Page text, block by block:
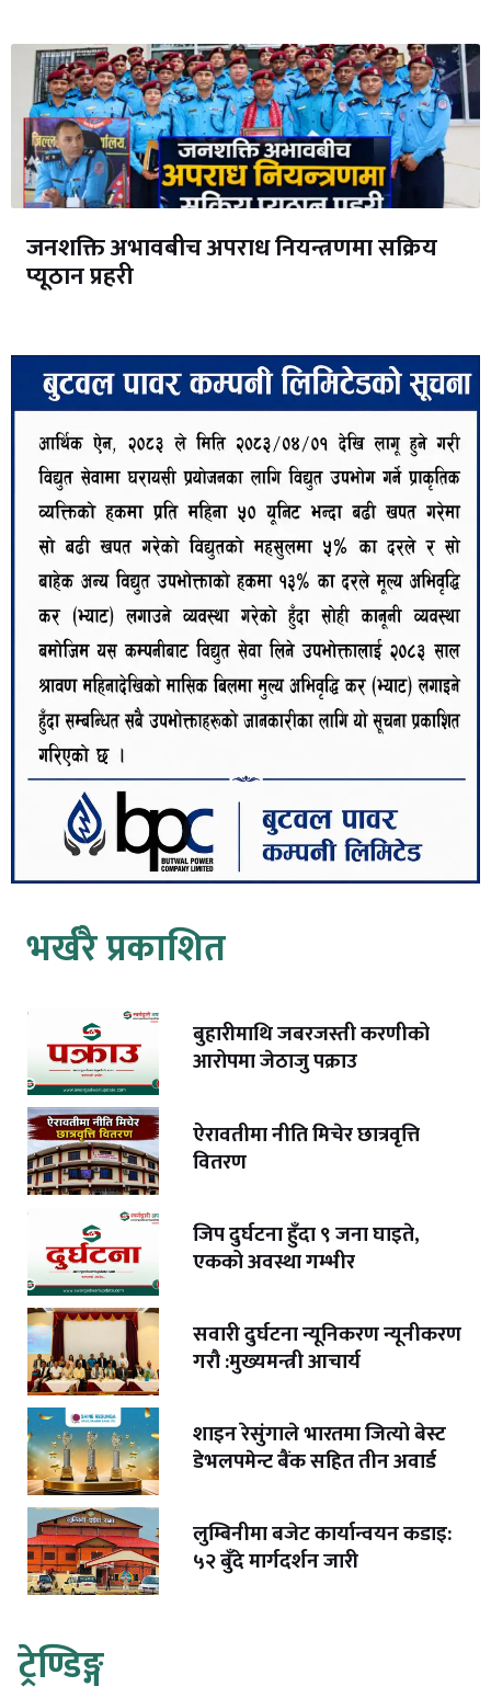
जनशक्ति अभावबीच अपराध नियन्त्रणमा सक्रिय
प्यूठान प्रहरी
भर्खरै प्रकाशित
बुहारीमाथि जबरजस्ती करणीको
आरोपमा जेठाजु पक्राउ
ऐरावतीमा नीति मिचेर छात्रवृत्ति
वितरण
जिप दुर्घटना हुँदा ९ जना घाइते,
एकको अवस्था गम्भीर
सवारी दुर्घटना न्यूनिकरण न्यूनीकरण
गरौ :मुख्यमन्त्री आचार्य
शाइन रेसुंगाले भारतमा जित्यो बेस्ट
डेभलपमेन्ट बैंक सहित तीन अवार्ड
लुम्बिनीमा बजेट कार्यान्वयन कडाइ:
५२ बुँदे मार्गदर्शन जारी
ट्रेण्डिङ्ग